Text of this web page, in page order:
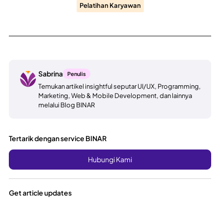
Pelatihan Karyawan
Sabrina Penulis
Temukan artikel insightful seputar UI/UX, Programming,
Marketing, Web & Mobile Development, dan lainnya
melalui Blog BINAR
Tertarik dengan service BINAR
Hubungi Kami
Get article updates